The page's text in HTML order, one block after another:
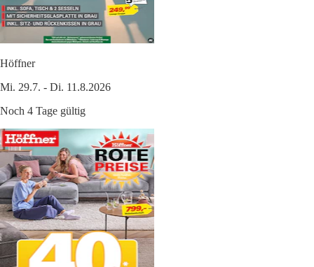
Höffner
Mi. 29.7. - Di. 11.8.2026
Noch 4 Tage gültig